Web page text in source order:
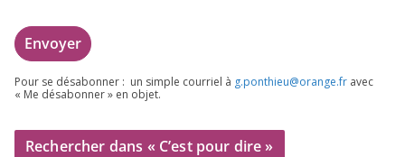
Pour se désa­bon­ner : un simple cour­riel à g.​ponthieu@​orange.​fr avec
« Me désa­bon­ner » en objet.
Rechercher dans « C’est pour dire »